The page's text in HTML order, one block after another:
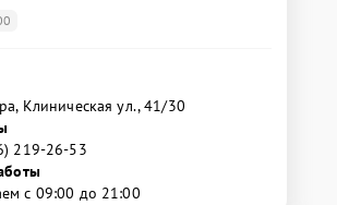
Клиническая ул., 41/30
219-26-53
с 09:00 до 21:00